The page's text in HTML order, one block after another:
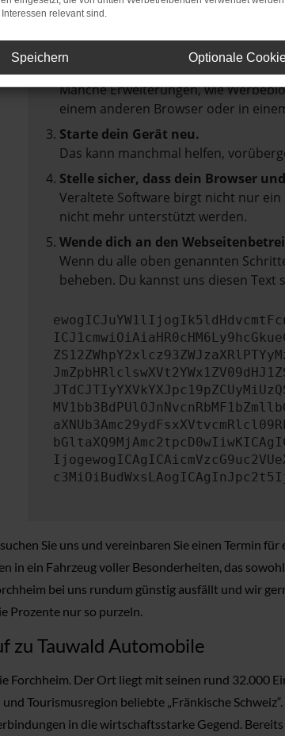
Laden andere Webseiten, zum
Prüfe deine Browsererweiterungen.
Manche Erweiterungen, wie
einem anderen Browser oder in
Starte dein Gerät neu.
Das kann manchmal helfen,
Stelle sicher, dass dein Browser
Veraltete Software birgt nicht nur
nicht mehr unterstützt werden.
Wende dich an den
Wenn du alle oben genannten
beheben. Du kannst uns diesen
Sie uns und vereinbaren Sie einen Termin
in ein Fahrzeug voller Besonderheiten, das
bei uns rundum günstig ausfällt und wir
Prozente nur so purzeln.
zu Tauwald Automobile
Forchheim. Der Ort liegt mit seinen rund
Tourismusregion beliebte „Fränkische
in die wirtschaftsstarke Gegend.
relevant sind.
Speichern Optionale